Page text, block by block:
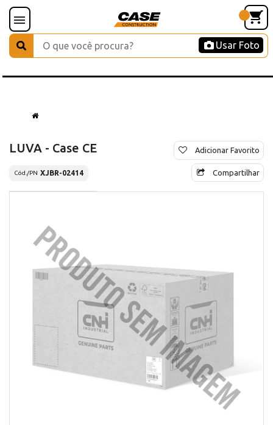
Usar Foto
LUVA - Case CE
Cód./PN XJBR-02414
Adicionar Favorito
Compartilhar